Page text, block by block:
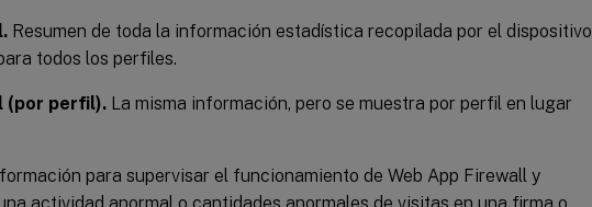
Resumen de toda la información estadística recopilada por el dispositivo
todos los perfiles.
(por perfil). La misma información, pero se muestra por perfil en lugar
para supervisar el funcionamiento de Web App Firewall y
actividad anormal o cantidades anormales de visitas en una firma o